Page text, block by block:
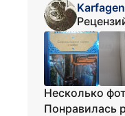
Karfagen
Несколько
Понравилась